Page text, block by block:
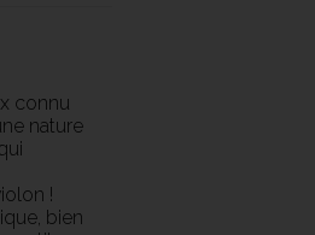
connu
nature
!
bien